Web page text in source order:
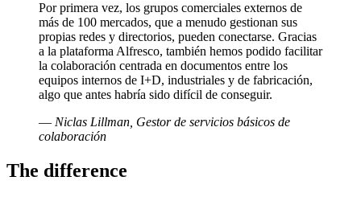
Por primera vez, los grupos comerciales externos de
más de 100 mercados, que a menudo gestionan sus
propias redes y directorios, pueden conectarse. Gracias
a la plataforma Alfresco, también hemos podido facilitar
la colaboración centrada en documentos entre los
equipos internos de I+D, industriales y de fabricación,
algo que antes habría sido difícil de conseguir.
— Niclas Lillman, Gestor de servicios básicos de
colaboración
The difference